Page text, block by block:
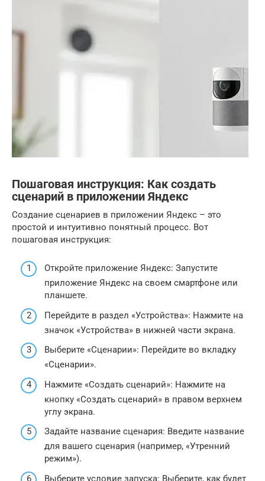
Пошаговая инструкция: Как создать
сценарий в приложении Яндекс
Создание сценариев в приложении Яндекс – это
простой и интуитивно понятный процесс. Вот
пошаговая инструкция:
Откройте приложение Яндекс: Запустите
приложение Яндекс на своем смартфоне или
планшете.
Перейдите в раздел «Устройства»: Нажмите на
значок «Устройства» в нижней части экрана.
Выберите «Сценарии»: Перейдите во вкладку
«Сценарии».
Нажмите «Создать сценарий»: Нажмите на
кнопку «Создать сценарий» в правом верхнем
углу экрана.
Задайте название сценария: Введите название
для вашего сценария (например, «Утренний
режим»).
Выберите условие запуска: Выберите, как будет